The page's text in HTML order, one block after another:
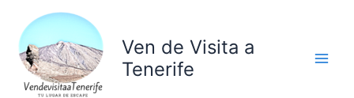
contenido
Ven de Visita a
Tenerife